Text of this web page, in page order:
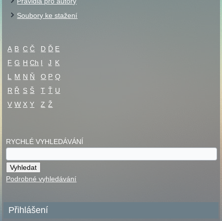
Soubory ke stažení
A B C Č D Ď E
F G H Ch I J K
L
M N Ň O P Q
R Ř S Š T Ť U
V W X Y Z Ž
RYCHLÉ VYHLEDÁVÁNÍ
Podrobné vyhledávání
Přihlášení